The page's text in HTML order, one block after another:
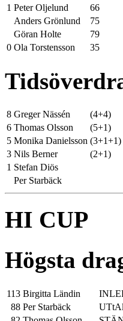
1 Peter Oljelund
66
Anders Grönlund
75
Göran Holte
79
0 Ola Torstensson 35
8 Greger Nässén
(4+4)
6 Thomas Olsson
(5+1)
5 Monika Danielsson (3+1+1)
3 Nils Berner
(2+1)
1 Stefan Diös
Per Starbäck
HI CUP
Högsta
113 Birgitta Ländin
88 Per Starbäck